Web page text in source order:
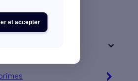
et accepter
Un appartement
construit :